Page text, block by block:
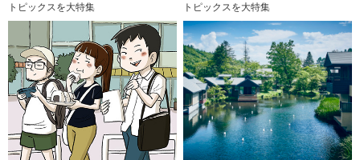
トピックスを大特集
トピックスを大特集